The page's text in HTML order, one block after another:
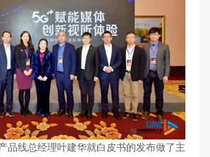
品线总经理叶建华就白皮书的发布做了主